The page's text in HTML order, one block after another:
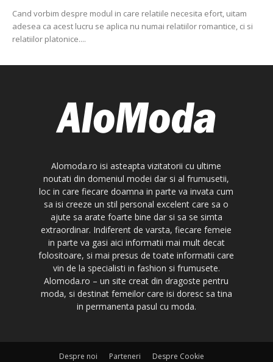
Cand vorbim despre modul in care relatiile necesita efort, uitam
adesea ca acest lucru se aplica nu numai relatiilor romantice, ci si
relatiilor platonice....
Alomoda.ro isi asteapta vizitatorii cu ultime
noutati din domeniul modei dar si al frumusetii,
loc in care fiecare doamna in parte va invata cum
sa isi creeze un stil personal excelent care sa o
ajute sa arate foarte bine dar si sa se simta
extraordinar. Indiferent de varsta, fiecare femeie
in parte va gasi aici informatii mai mult decat
folositoare, si mai presus de toate informatii care
vin de la specialisti in fashion si frumusete.
Alomoda.ro – un site creat din dragoste pentru
moda, si destinat femeilor care isi doresc sa tina
in permanenta pasul cu moda.
Despre noi Parteneri Despre Cookie